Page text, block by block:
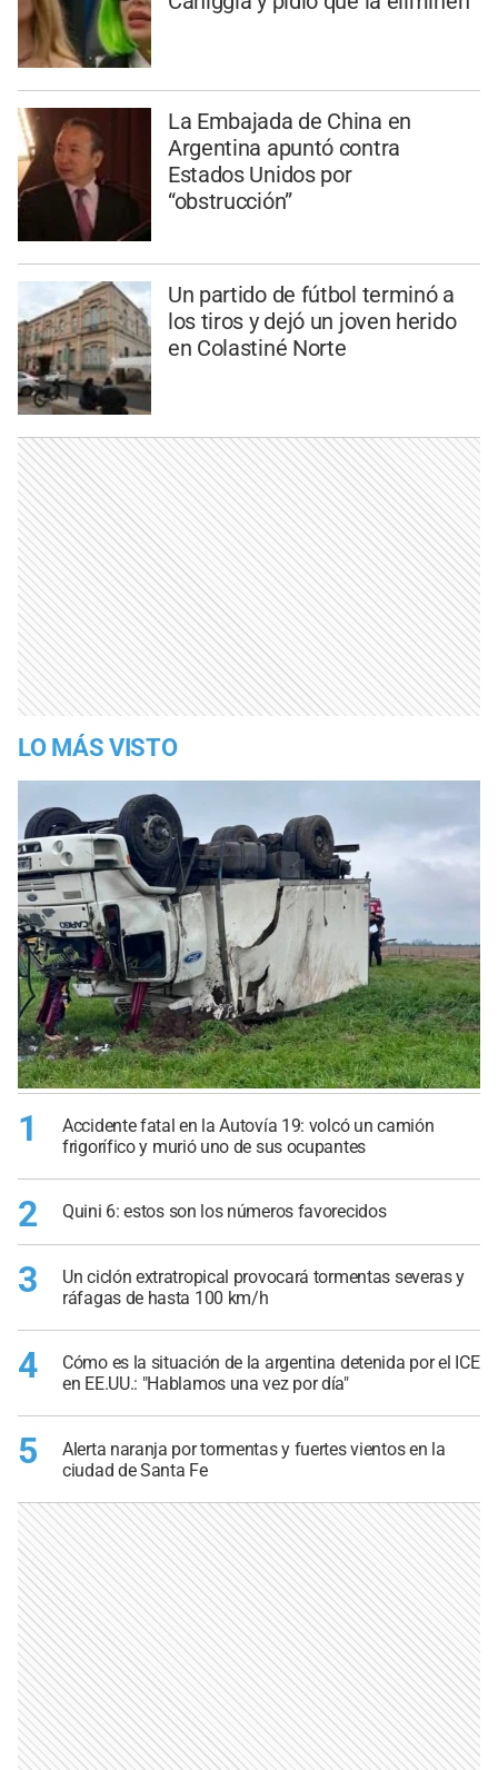
La Embajada de China en
Argentina apuntó contra
Estados Unidos por
“obstrucción”
Un partido de fútbol terminó a
los tiros y dejó un joven herido
en Colastiné Norte
LO MÁS VISTO
1
Accidente fatal en la Autovía 19: volcó un camión
frigorífico y murió uno de sus ocupantes
2 Quini 6: estos son los números favorecidos
3
Un ciclón extratropical provocará tormentas severas y
ráfagas de hasta 100 km/h
4
Cómo es la situación de la argentina detenida por el ICE
en EE.UU.: "Hablamos una vez por día"
5
Alerta naranja por tormentas y fuertes vientos en la
ciudad de Santa Fe